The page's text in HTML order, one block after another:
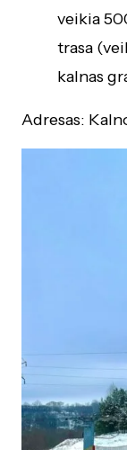
veikia
trasa
kalnas
Adresas: